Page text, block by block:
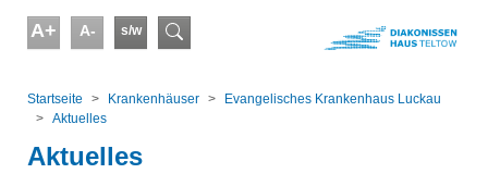
A+ A- s/w Suchformular
Startseite
Kranken­häuser
Evangelisches Krankenhaus Luckau
Aktuelles
Aktuelles